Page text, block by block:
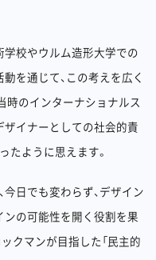
学校やウルム造形大学での
を通じて、この考えを広く
時のインターナショナルス
ザイナーとしての社会的責
たように思えます。
日でも変わらず、デザイン
ンの可能性を開く役割を果
クマンが目指した「民主的